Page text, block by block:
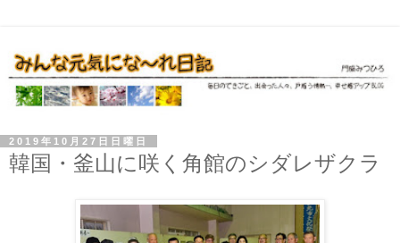
2019年10月27日日曜日
韓国・釜山に咲く角館のシダレザクラ